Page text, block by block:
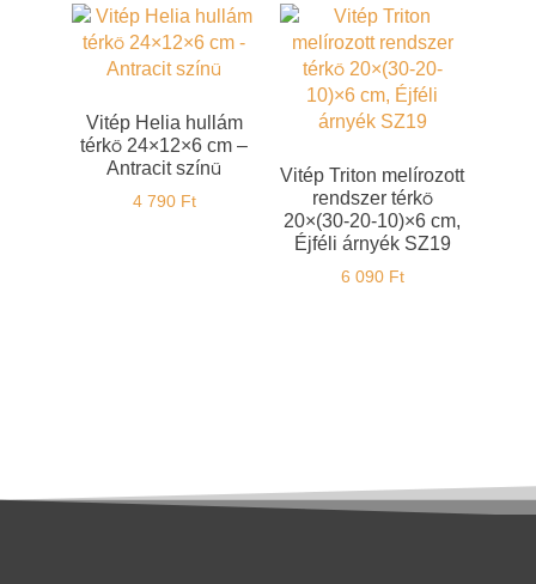
Vitép Helia hullám
térkő 24×12×6 cm –
Antracit színű
4 790 Ft
Vitép Triton melírozott
rendszer térkő
20×(30-20-10)×6 cm,
Éjféli árnyék SZ19
6 090 Ft